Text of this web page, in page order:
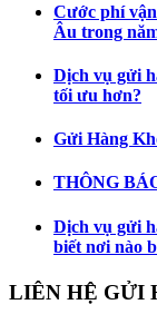
Cước phí
Âu trong
Dịch vụ gửi
tối ưu hơn?
Gửi Hàng
THÔNG
Dịch vụ gửi
biết nơi nào
LIÊN HỆ GỬI